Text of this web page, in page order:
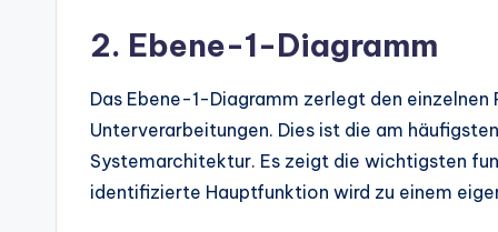
2. Ebene-1-Diagramm
Das Ebene-1-Diagramm zerlegt den
Unterverarbeitungen. Dies ist die am
Systemarchitektur. Es zeigt die wichtigsten
identifizierte Hauptfunktion wird zu einem